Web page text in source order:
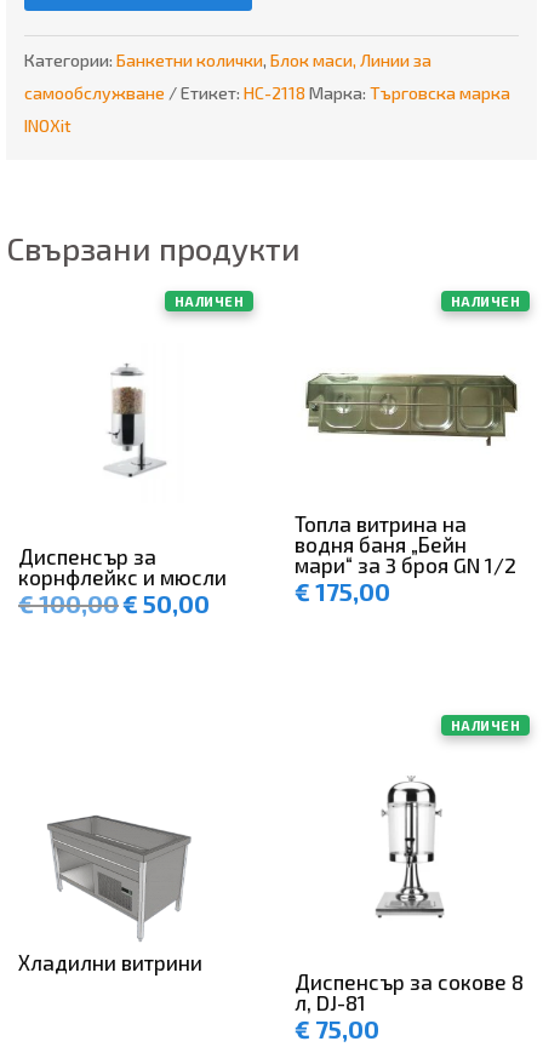
Категории: Банкетни колички, Блок маси, Линии за
самообслужване
Етикет: HC-2118 Марка: Търговска марка
INOXit
Свързани продукти
НАЛИЧЕН
Диспенсър за
корнфлейкс и мюсли
€100,00Original
€ 50,00
НАЛИЧЕН
Топла витрина на
водня баня „Бейн
мари“ за 3 броя GN 1/2
€ 175,00
Хладилни витрини
НАЛИЧЕН
Диспенсър за сокове 8
л, DJ-81
€ 75,00